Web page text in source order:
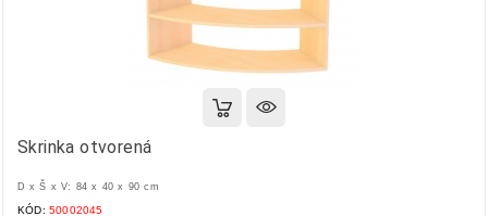
Skrinka otvorená
D x Š x V: 84 x 40 x 90 cm
KÓD: 50002045